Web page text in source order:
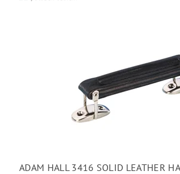
ADAM HALL 3416 SOLID LEATHER